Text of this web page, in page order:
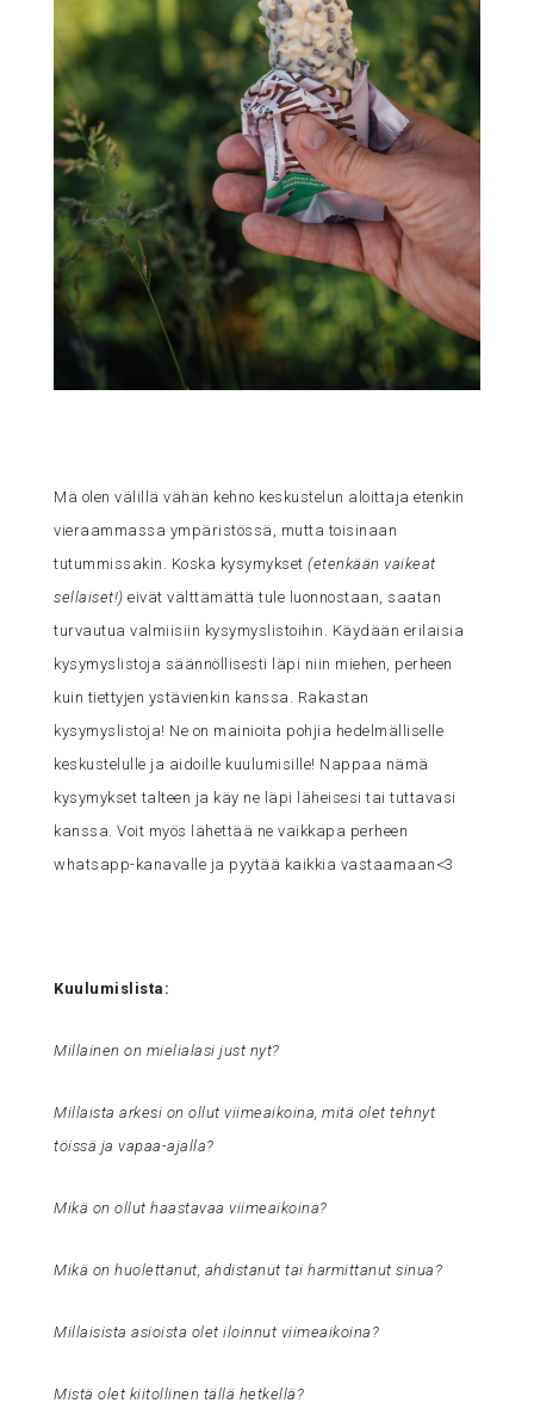
Mä olen välillä vähän kehno keskustelun aloittaja etenkin
vieraammassa ympäristössä, mutta toisinaan
tutummissakin. Koska kysymykset(etenkään vaikeat
sellaiset!) eivät välttämättä tule luonnostaan, saatan
turvautua valmiisiin kysymyslistoihin. Käydään erilaisia
kysymyslistoja säännöllisesti läpi niin miehen, perheen
kuin tiettyjen ystävienkin kanssa. Rakastan
kysymyslistoja! Ne on mainioita pohjia hedelmälliselle
keskustelulle ja aidoille kuulumisille! Nappaa nämä
kysymykset talteen ja käy ne läpi läheisesi tai tuttavasi
kanssa. Voit myös lähettää ne vaikkapa perheen
whatsapp-kanavalle ja pyytää kaikkia vastaamaan<3
Kuulumislista:
Millainen on mielialasi just nyt?
Millaista arkesi on ollut viimeaikoina, mitä olet tehnyt
töissä ja vapaa-ajalla?
Mikä on ollut haastavaa viimeaikoina?
Mikä on huolettanut, ahdistanut tai harmittanut sinua?
Millaisista asioista olet iloinnut viimeaikoina?
Mistä olet kiitollinen tällä hetkellä?